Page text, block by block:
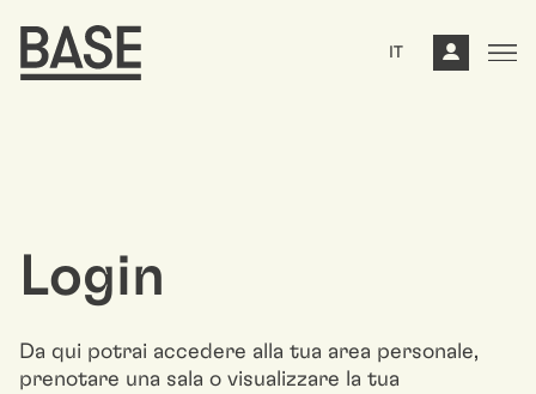
IT
Login
Da qui potrai accedere alla tua area personale,
prenotare una sala o visualizzare la tua